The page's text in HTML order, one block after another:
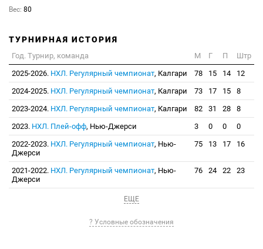
Вес: 80
ТУРНИРНАЯ ИСТОРИЯ
Год. Турнир, команда М Г П
Штр
2025-2026. НХЛ. Регулярный чемпионат, Калгари 78 15 14
12
2024-2025. НХЛ. Регулярный чемпионат, Калгари 73 17 15
8
2023-2024. НХЛ. Регулярный чемпионат, Калгари 82 31 28
8
2023. НХЛ. Плей-офф, Нью-Джерси 3 0 0
0
2022-2023. НХЛ. Регулярный чемпионат, Нью-
Джерси
75 13 17 16
2021-2022. НХЛ. Регулярный чемпионат, Нью-
Джерси
76 24 22 23
ЕЩЕ
? Условные обозначения